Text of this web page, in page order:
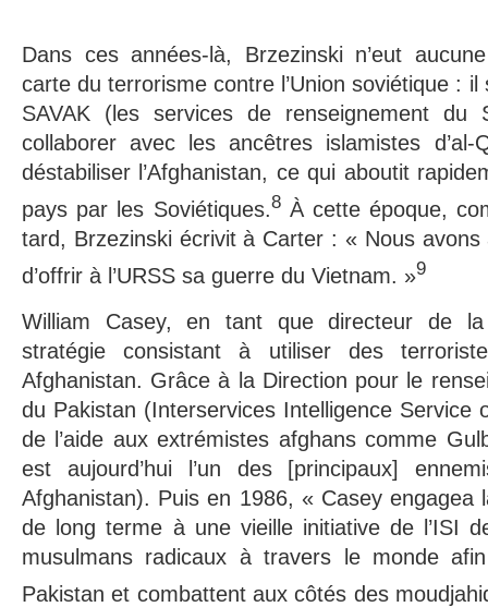
Dans ces années-là, Brzezinski n’eut
carte du terrorisme contre l’Union soviétique :
SAVAK (les services de renseignement du
collaborer avec les ancêtres islamistes
déstabiliser l’Afghanistan, ce qui aboutit
pays par les Soviétiques.8À cette époque,
tard, Brzezinski écrivit à Carter : « Nous avons
d’offrir à l’URSS sa guerre du Vietnam. »9
William Casey, en tant que directeur de
stratégie consistant à utiliser des
Afghanistan. Grâce à la Direction pour le
du Pakistan (Interservices Intelligence Service
de l’aide aux extrémistes afghans comme
est aujourd’hui l’un des [principaux]
Afghanistan). Puis en 1986, « Casey engagea
de long terme à une vieille initiative de l’ISI
musulmans radicaux à travers le monde
Pakistan et combattent aux côtés des